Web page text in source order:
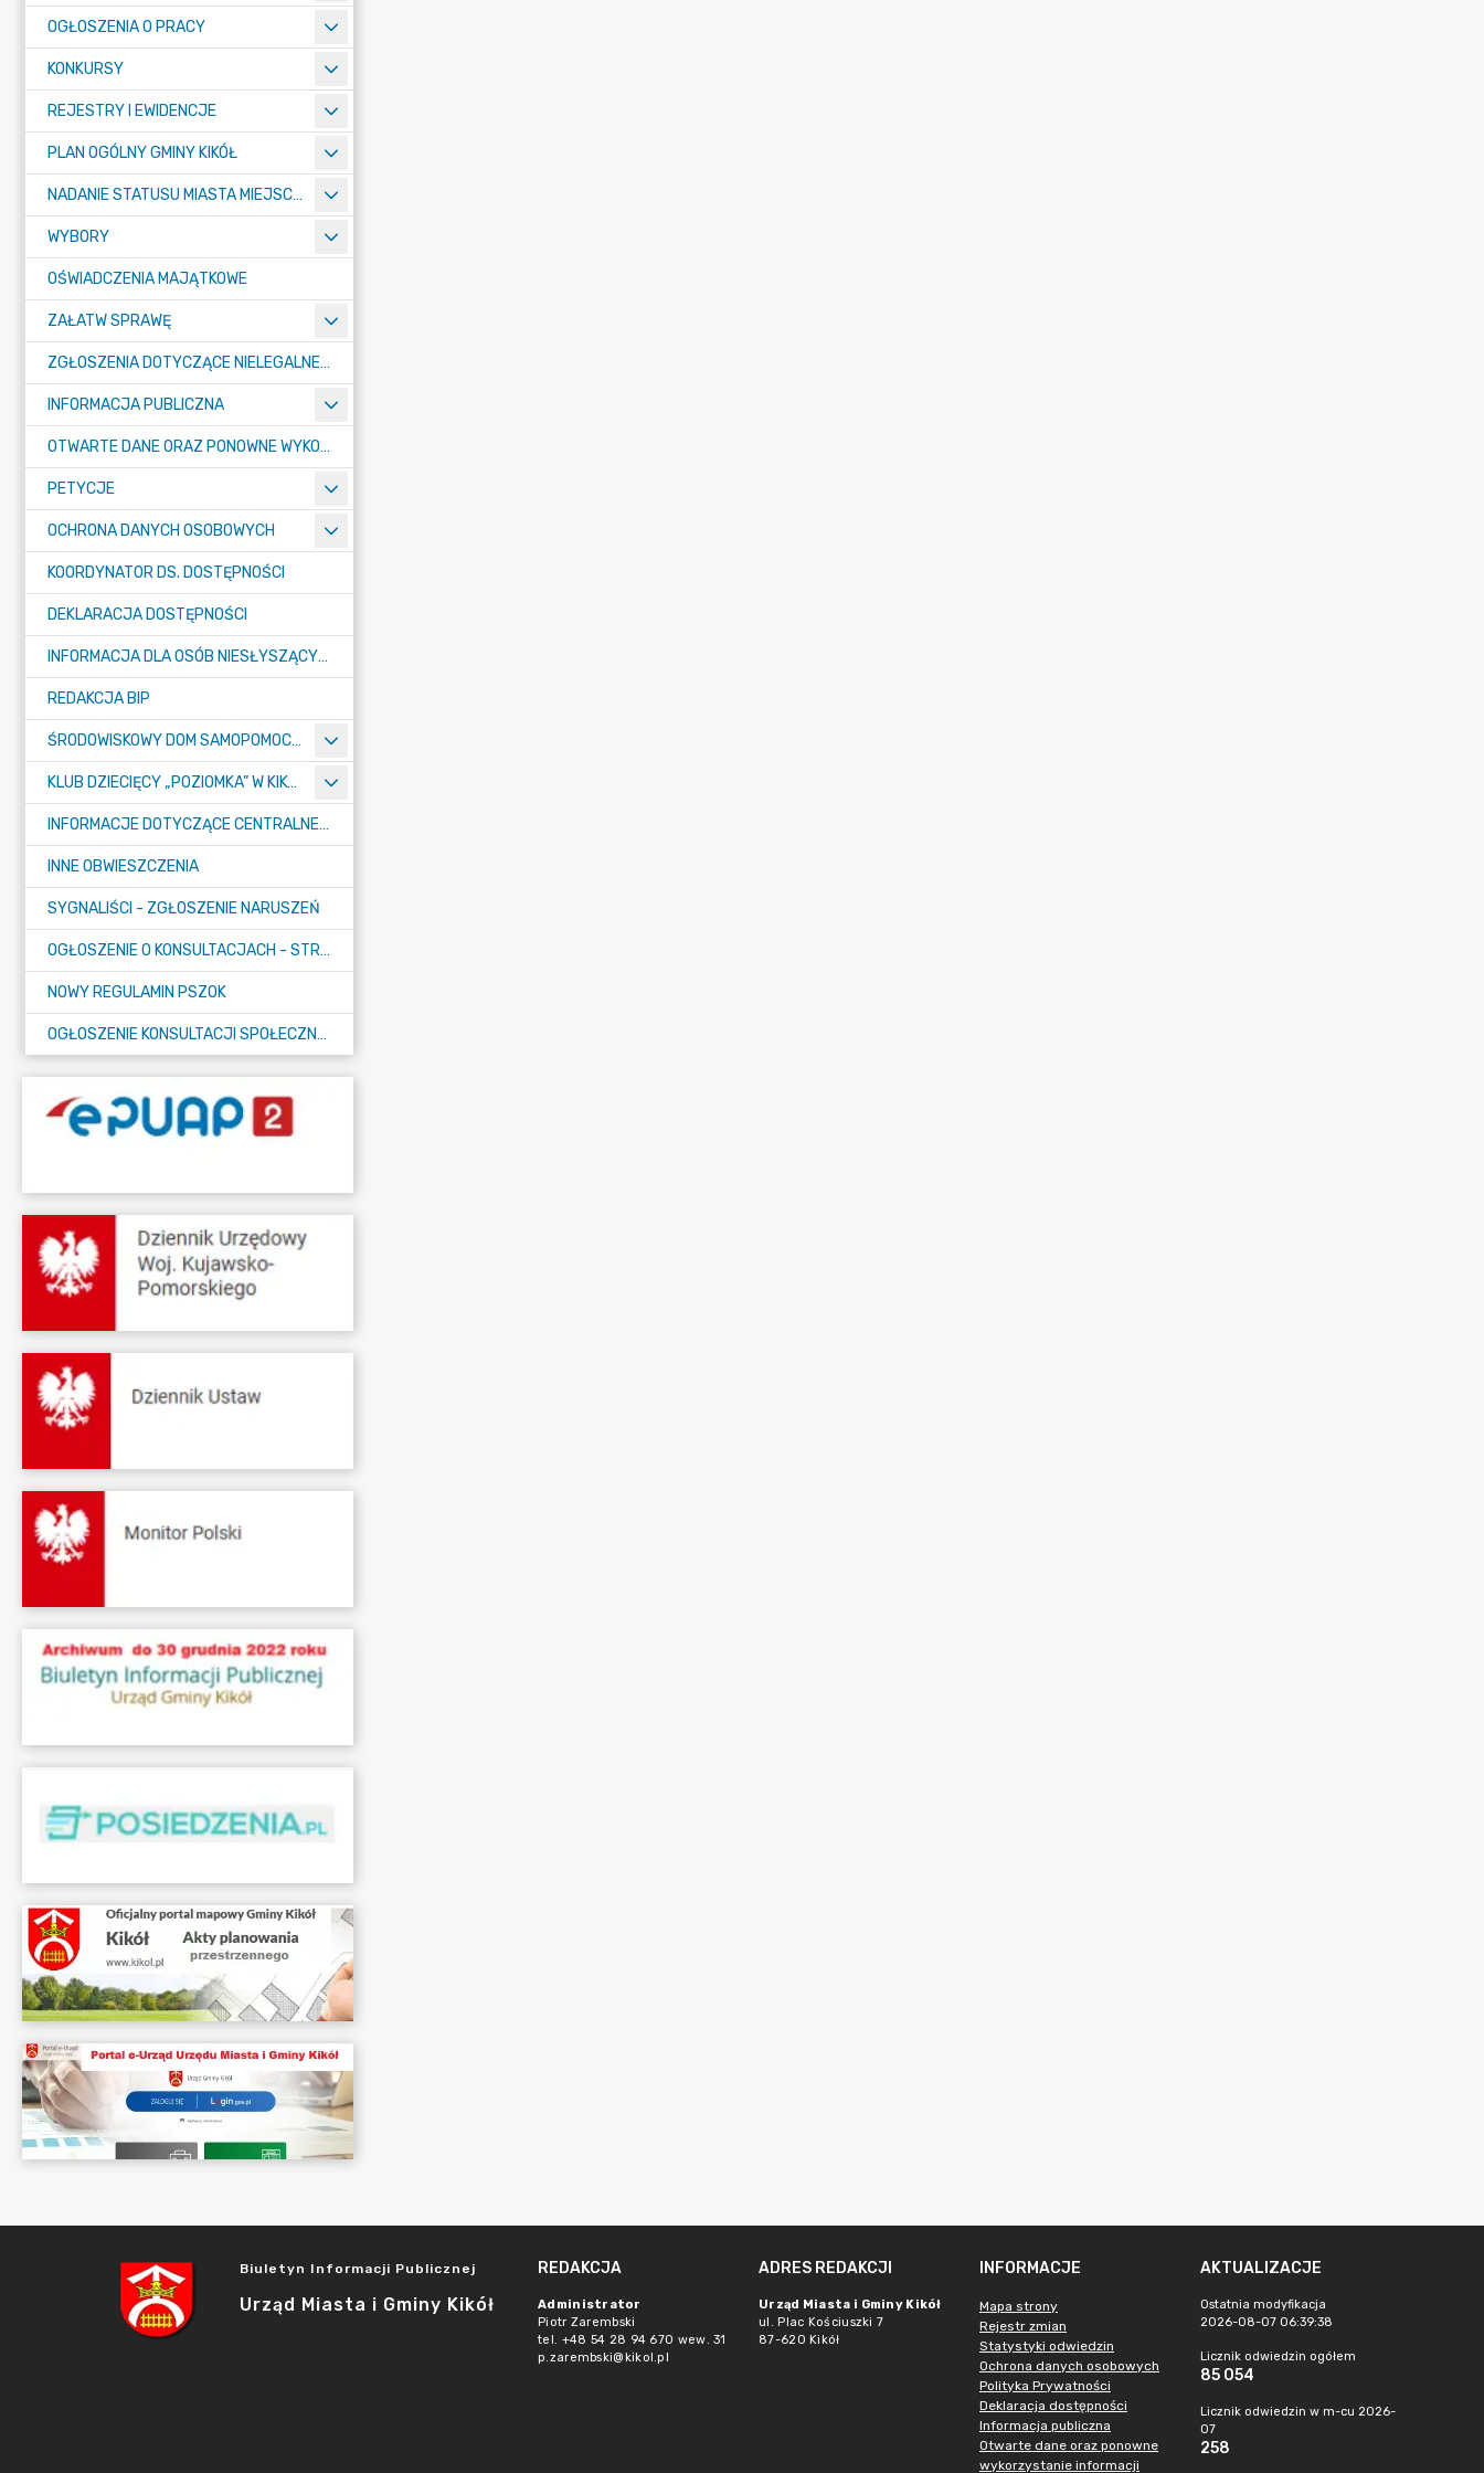
OGŁOSZENIA O PRACY
KONKURSY
REJESTRY I EWIDENCJE
PLAN OGÓLNY GMINY KIKÓŁ
NADANIE STATUSU MIASTA MIEJSCOWOŚCI KIKÓŁ
WYBORY
OŚWIADCZENIA MAJĄTKOWE
ZAŁATW SPRAWĘ
ZGŁOSZENIA DOTYCZĄCE NIELEGALNEGO SPALANIA ODPADÓW
INFORMACJA PUBLICZNA
OTWARTE DANE ORAZ PONOWNE WYKORZYSTANIE INFORMACJI SEKTORA PUBLICZNEGO
PETYCJE
OCHRONA DANYCH OSOBOWYCH
KOORDYNATOR DS. DOSTĘPNOŚCI
DEKLARACJA DOSTĘPNOŚCI
INFORMACJA DLA OSÓB NIESŁYSZĄCYCH
REDAKCJA BIP
ŚRODOWISKOWY DOM SAMOPOMOCY "KONICZYNKA" W SUMINIE
KLUB DZIECIĘCY „POZIOMKA” W KIKOLE
INFORMACJE DOTYCZĄCE CENTRALNEGO PORTU KOMUNIKACYJNEGO
INNE OBWIESZCZENIA
SYGNALIŚCI - ZGŁOSZENIE NARUSZEŃ
OGŁOSZENIE O KONSULTACJACH - STRATEGIA
NOWY REGULAMIN PSZOK
OGŁOSZENIE KONSULTACJI SPOŁECZNYCH
Biuletyn Informacji Publicznej
Urząd Miasta i Gminy Kikół
REDAKCJA
Administrator
Piotr Zarembski
tel. +48 54 28 94 670 wew. 31
p.zarembski@kikol.pl
ADRES REDAKCJI
Urząd Miasta i Gminy Kikół
ul. Plac Kościuszki 7
87-620 Kikół
INFORMACJE
Mapa strony
Rejestr zmian
Statystyki odwiedzin
Ochrona danych osobowych
Polityka Prywatności
Deklaracja dostępności
Informacja publiczna
Otwarte dane oraz ponowne
wykorzystanie informacji
AKTUALIZACJE
Ostatnia modyfikacja
2026-08-07 06:39:38
Licznik odwiedzin ogółem
85 054
Licznik odwiedzin w m-cu 2026-
07
258